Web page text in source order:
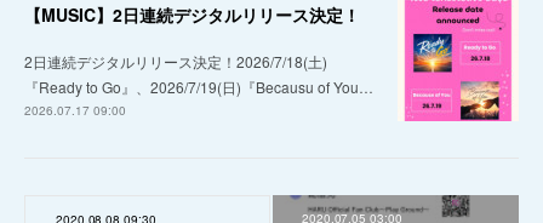
【MUSIC】2日連続デジタルリリース決定！
2日連続デジタルリリース決定！2026/7/18(土)
『Ready to Go』、2026/7/19(日)『Becausu of You…
2026.07.17 09:00
2020.08.08 09:30 2020.07.05 03:00